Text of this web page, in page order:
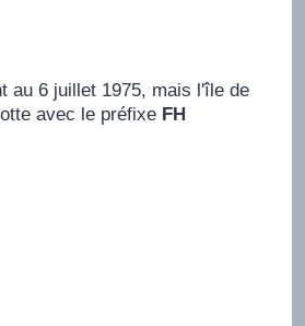
au 6 juillet 1975, mais l'île de
avec le préfixe FH